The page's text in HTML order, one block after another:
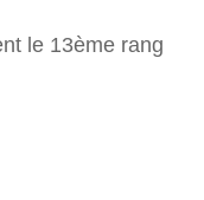
le 13ème rang